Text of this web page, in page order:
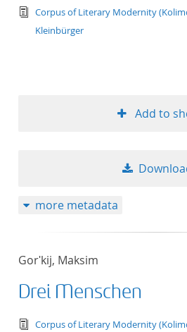
text/
Corpus of Literary Modernity
Kleinbürger
Add to
more metadata
Gorʹkij, Maksim
Drei Menschen
text/
Corpus of Literary Modernity